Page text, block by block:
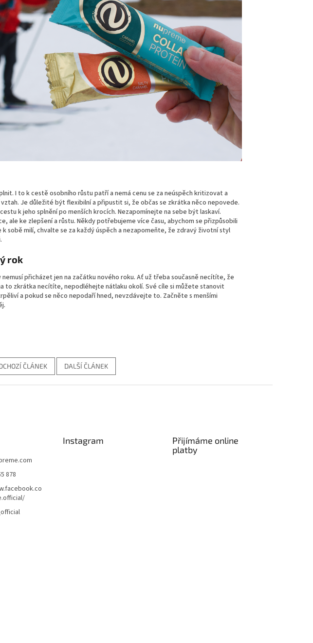
I to k cestě osobního růstu patří a nemá cenu se za neúspěch kritizovat a
Je důležité být flexibilní a připustit si, že občas se zkrátka něco nepovede.
k jeho splnění po menších krocích. Nezapomínejte na sebe být laskaví.
ke zlepšení a růstu. Někdy potřebujeme více času, abychom se přizpůsobili
sobě milí, chvalte se za každý úspěch a nezapomeňte, že zdravý životní styl
rok
přicházet jen na začátku nového roku. Ať už třeba současně necítíte, že
to zkrátka necítíte, nepodléhejte nátlaku okolí. Své cíle si můžete stanovit
a pokud se něco nepodaří hned, nevzdávejte to. Začněte s menšími
ČLÁNEK DALŠÍ ČLÁNEK
878
Instagram
Přijímáme online
platby